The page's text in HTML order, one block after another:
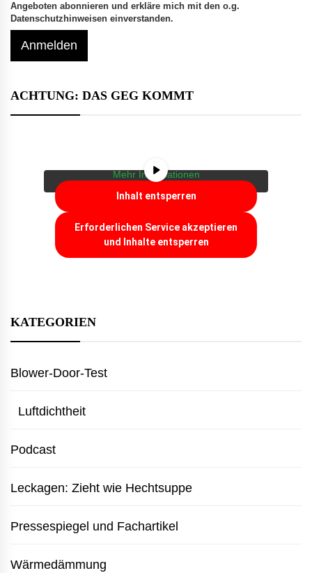
Angeboten abonnieren und erkläre mich mit den o.g.
Datenschutzhinweisen einverstanden.
Anmelden
ACHTUNG: DAS GEG KOMMT
Mehr Informationen
Inhalt entsperren
Erforderlichen Service akzeptieren
und Inhalte entsperren
KATEGORIEN
Blower-Door-Test
Luftdichtheit
Podcast
Leckagen: Zieht wie Hechtsuppe
Pressespiegel und Fachartikel
Wärmedämmung